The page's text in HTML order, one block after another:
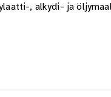
, alkydi- ja